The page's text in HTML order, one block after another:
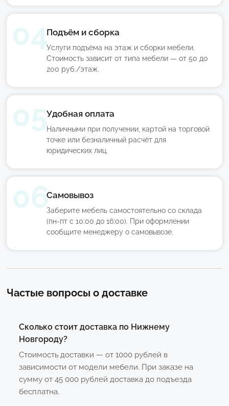
Подъём и сборка
Услуги подъёма на этаж и сборки мебели.
Стоимость зависит от типа мебели — от 50 до
200 руб./этаж.
Удобная оплата
Наличными при получении, картой на торговой
точке или безналичный расчёт для
юридических лиц.
Самовывоз
Заберите мебель самостоятельно со склада
(пн-пт с 10:00 до 16:00). При оформлении
сообщите менеджеру о самовывозе.
Частые вопросы о доставке
Сколько стоит доставка по Нижнему
Новгороду?
Стоимость доставки — от 1000 рублей в
зависимости от модели мебели. При заказе на
сумму от 45 000 рублей доставка до подъезда
бесплатна.